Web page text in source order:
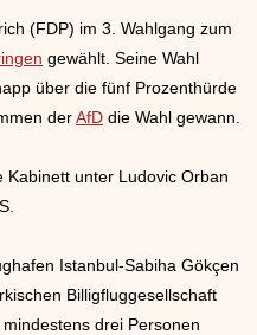
(FDP) im 3. Wahlgang zum
gewählt. Seine Wahl
über die fünf Prozenthürde
derAfD die Wahl gewann.
Kabinett unter Ludovic Orban
Istanbul-Sabiha Gökçen
Billigfluggesellschaft
drei Personen